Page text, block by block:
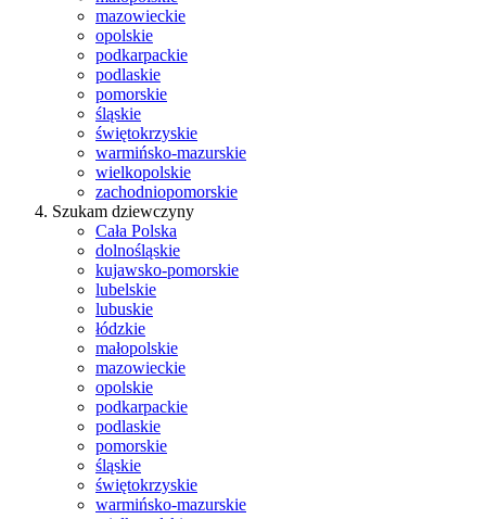
mazowieckie
opolskie
podkarpackie
podlaskie
pomorskie
śląskie
świętokrzyskie
warmińsko-mazurskie
wielkopolskie
zachodniopomorskie
Szukam dziewczyny
Cała Polska
dolnośląskie
kujawsko-pomorskie
lubelskie
lubuskie
łódzkie
małopolskie
mazowieckie
opolskie
podkarpackie
podlaskie
pomorskie
śląskie
świętokrzyskie
warmińsko-mazurskie